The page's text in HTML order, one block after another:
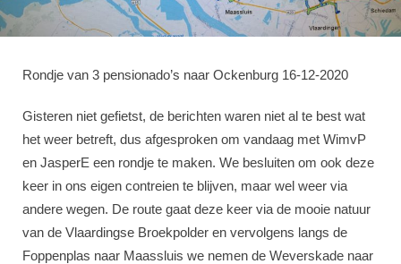
Rondje van 3 pensionado’s naar Ockenburg 16-12-2020
Gisteren niet gefietst, de berichten waren niet al te best wat
het weer betreft, dus afgesproken om vandaag met WimvP
en JasperE een rondje te maken. We besluiten om ook deze
keer in ons eigen contreien te blijven, maar wel weer via
andere wegen. De route gaat deze keer via de mooie natuur
van de Vlaardingse Broekpolder en vervolgens langs de
Foppenplas naar Maassluis we nemen de Weverskade naar